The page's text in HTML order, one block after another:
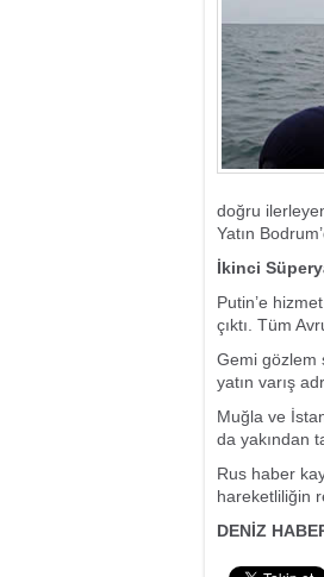
doğru
Yatın
İkinci
Putin’e
çıktı. Tüm
Gemi gözlem
yatın varış
Muğla ve
da yakından
Rus haber
hareketliliğin
DENİZ